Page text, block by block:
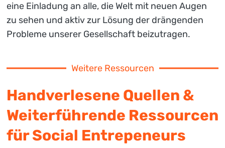
eine Einladung an alle, die Welt mit neuen Augen
zu sehen und aktiv zur Lösung der drängenden
Probleme unserer Gesellschaft beizutragen.
Weitere Ressourcen
Handverlesene Quellen &
Weiterführende Ressourcen
für Social Entrepeneurs